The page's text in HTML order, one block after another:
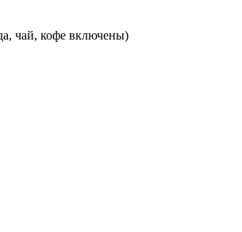
чай, кофе включены)